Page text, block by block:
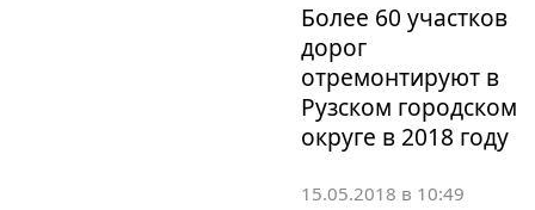
Более 60 участков
дорог
отремонтируют в
Рузском городском
округе в 2018 году
15.05.2018 в 10:49